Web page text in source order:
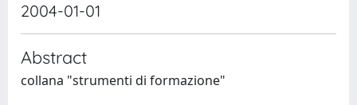
2004-01-01
Abstract
collana "strumenti di formazione"